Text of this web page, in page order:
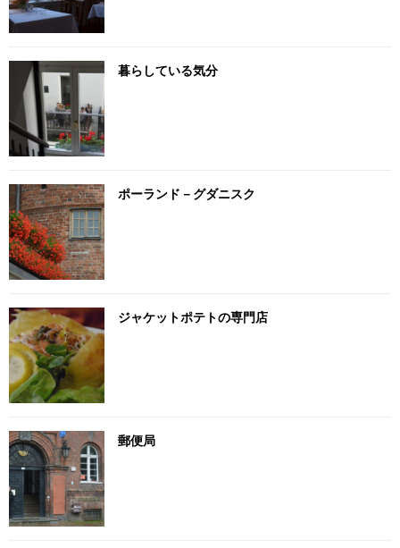
暮らしている気分
ポーランド－グダニスク
ジャケットポテトの専門店
郵便局